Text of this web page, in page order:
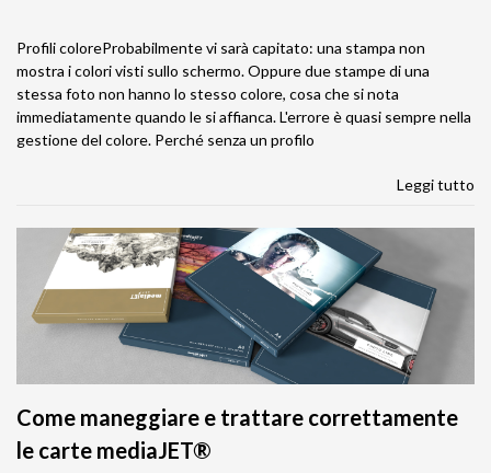
Profili coloreProbabilmente vi sarà capitato: una stampa non
mostra i colori visti sullo schermo. Oppure due stampe di una
stessa foto non hanno lo stesso colore, cosa che si nota
immediatamente quando le si affianca. L'errore è quasi sempre nella
gestione del colore. Perché senza un profilo
Leggi tutto
Come maneggiare e trattare correttamente
le carte mediaJET®